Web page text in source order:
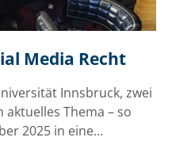
Media Recht
Innsbruck, zwei
aktuelles Thema – so
2025 in eine…